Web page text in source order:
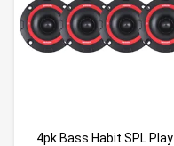
4pk Bass Habit SPL Play